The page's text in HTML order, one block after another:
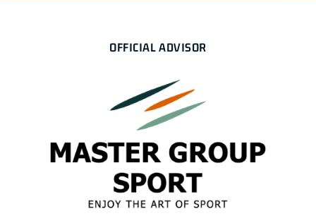
OFFICIAL ADVISOR